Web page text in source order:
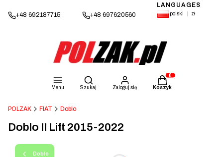
+48 692187715 +48 697620560
LANGUAGES
polski zł
Menu
Otwórz wyszukiwarkę
Szukaj Zaloguj się
Produkty w koszyku:
Koszyk
POLZAK FIAT Doblo
Doblo II Lift 2015-2022
Doblo